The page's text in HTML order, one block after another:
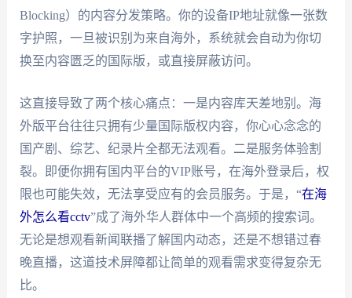
Blocking）的内容分发策略。你的设备IP地址就像一张数
字护照，一旦被识别为来自海外，系统就会自动为你切
换至内容匮乏的国际版，或直接屏蔽访问。
这直接导致了两个核心痛点：一是内容库天差地别。海
外版平台往往只拥有少量国际版权内容，你心心念念的
国产剧、综艺、纪录片全都无法观看。二是服务体验割
裂。即便你拥有国内平台的VIP账号，在海外登录后，权
限也可能失效，无法享受应有的会员服务。于是，“在海
外怎么看cctv”成了海外华人群体中一个高频的搜索词。
无论是想观看新闻联播了解国内动态，还是不想错过春
晚直播，这道技术屏障都让简单的观看需求变得复杂无
比。